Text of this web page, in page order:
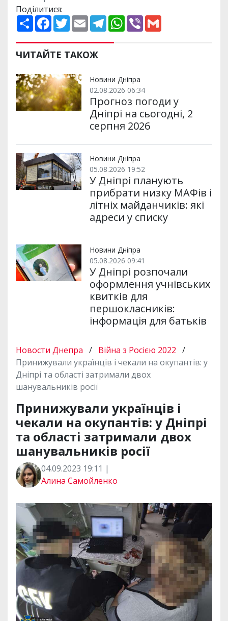
Поділитися:
П
о
и
р
и
и
F
a
e
b
o
k
T
w
t
t
e
E
m
i
l
T
e
e
m
W
h
p
V
ЧИТАЙТЕ ТАКОЖ
Новини Дніпра
02.08.2026 06:34
Прогноз погоди у
Дніпрі на сьогодні, 2
серпня 2026
Новини Дніпра
05.08.2026 19:52
У Дніпрі планують
прибрати низку МАФів і
літніх майданчиків: які
адреси у списку
Новини Дніпра
05.08.2026 09:41
У Дніпрі розпочали
оформлення учнівських
квитків для
першокласників:
інформація для батьків
Новости Днепра / Війна з Росією 2022 /
Принижували українців і чекали на окупантів: у
Дніпрі та області затримали двох
шанувальників росії
Принижували українців і
чекали на окупантів: у Дніпрі
та області затримали двох
шанувальників росії
04.09.2023 19:11 |
Алина Самойленко